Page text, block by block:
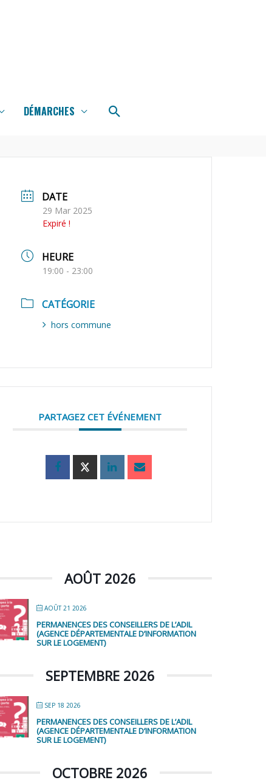
DÉMARCHES Rechercher
DATE
29 Mar 2025
Expiré !
HEURE
19:00 - 23:00
CATÉGORIE
hors commune
PARTAGEZ CET ÉVÉNEMENT
AOÛT 2026
AOÛT 21 2026
PERMANENCES DES CONSEILLERS DE L’ADIL
(AGENCE DÉPARTEMENTALE D’INFORMATION
SUR LE LOGEMENT)
SEPTEMBRE 2026
SEP 18 2026
PERMANENCES DES CONSEILLERS DE L’ADIL
(AGENCE DÉPARTEMENTALE D’INFORMATION
SUR LE LOGEMENT)
OCTOBRE 2026